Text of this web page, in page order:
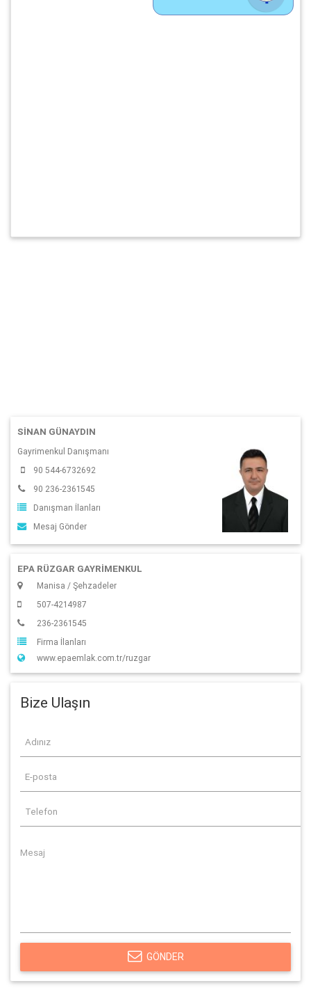
SINAN GÜNAYDIN
Gayrimenkul Danışmanı
90 544-6732692
90 236-2361545
Danışman İlanları
Mesaj Gönder
EPA RÜZGAR GAYRİMENKUL
Manisa / Şehzadeler
507-4214987
236-2361545
Firma İlanları
www.epaemlak.com.tr/ruzgar
Bize Ulaşın
GÖNDER